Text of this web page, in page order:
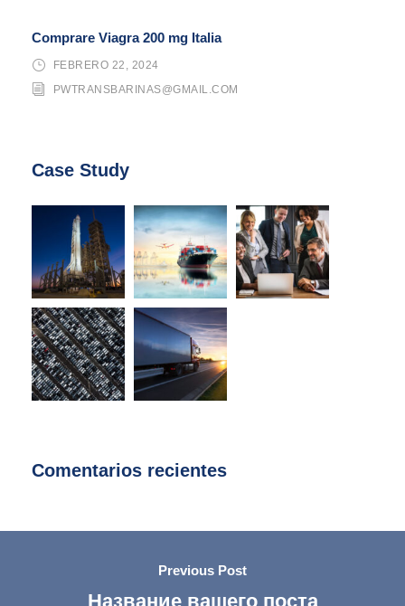
Comprare Viagra 200 mg Italia
FEBRERO 22, 2024
PWTRANSBARINAS@GMAIL.COM
Case Study
Comentarios recientes
Previous Post
Название вашего поста